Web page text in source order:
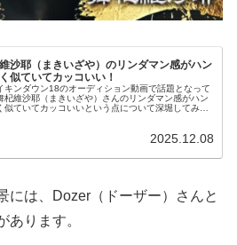
沙耶（まきいざや）のリンダマン感がハン
似ていてカッコいい！
キンダウン18のオーディション動画で話題となって
杞維沙耶（まきいざや）さんのリンダマン感がハン
似ていてカッコいいという点について深堀してみま
2025.12.08
には、Dozer（ドーザー）さんと
あります。